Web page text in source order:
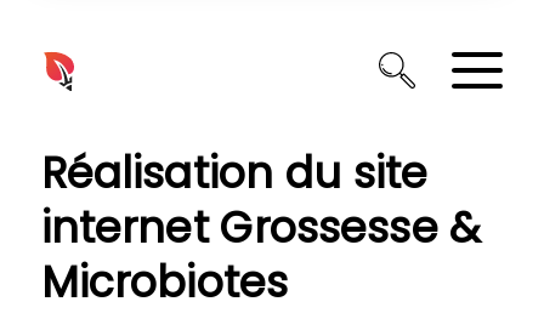
Réalisation du site
internet Grossesse &
Microbiotes